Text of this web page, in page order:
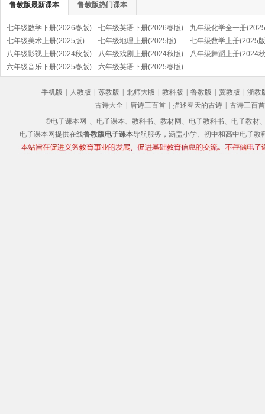
鲁教版最新课本 鲁教版热门课本
七年级数学下册(2026春版) 七年级英语下册(2026春版)
九年级化学全一册
版)
七年级美术上册(2025版) 七年级地理上册(2025版)
七年级数学上册(2025
八年级影视上册(2024秋版)
八年级戏剧上册(2024秋版)
八年级舞蹈上册(2024
六年级音乐下册(2025春版)
六年级英语下册(2025春版)
手机版 人教版 苏教版 北师大版 教科版 鲁教版 冀教版
浙教
古诗大全
唐诗三百首 描述春天的古诗
古诗三百首
©电子课本网 、电子课本、教科书、教材网、电子教科书、电子教材
电子课本网提供在线鲁教版电子课本导航服务，涵盖小学、初中和高中电子